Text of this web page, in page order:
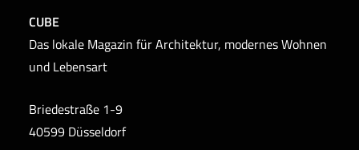
CUBE
Das lokale Magazin für Architektur, modernes Wohnen
und Lebensart
Briedestraße 1-9
40599 Düsseldorf